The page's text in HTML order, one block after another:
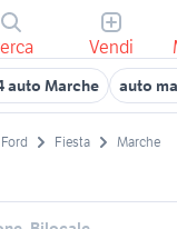
Vendi
auto Marche auto
Ford Fiesta Marche